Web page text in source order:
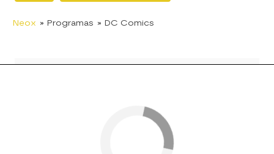
Neox » Programas » DC Comics